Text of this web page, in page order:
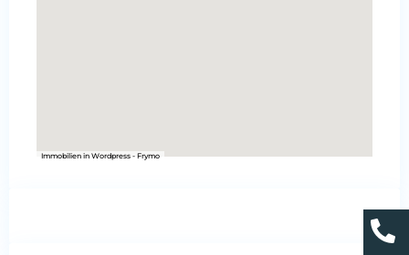
Immobilien in Wordpress - Frymo